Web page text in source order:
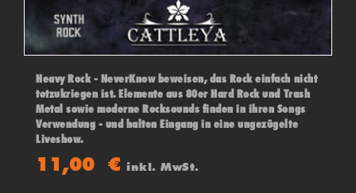
Heavy Rock - NeverKnow beweisen, das Rock einfach nicht
totzukriegen ist. Elemente aus 80er Hard Rock und Trash
Metal sowie moderne Rocksounds finden in ihren Songs
Verwendung - und halten Eingang in eine ungezügelte
Liveshow.
11,00€ inkl. MwSt.